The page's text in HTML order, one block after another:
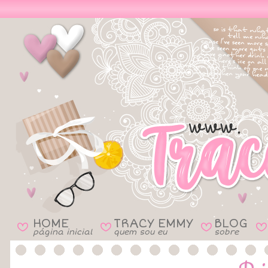
B HOME
página inicial B TRACY EMMY
quem sou eu B BLOG
sobre B